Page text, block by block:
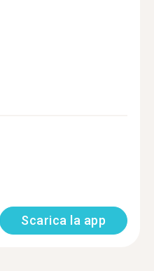
Scarica la app